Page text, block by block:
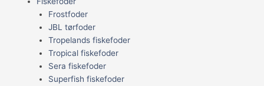
Frostfoder
JBL tørfoder
Tropelands fiskefoder
Tropical fiskefoder
Sera fiskefoder
Superfish fiskefoder